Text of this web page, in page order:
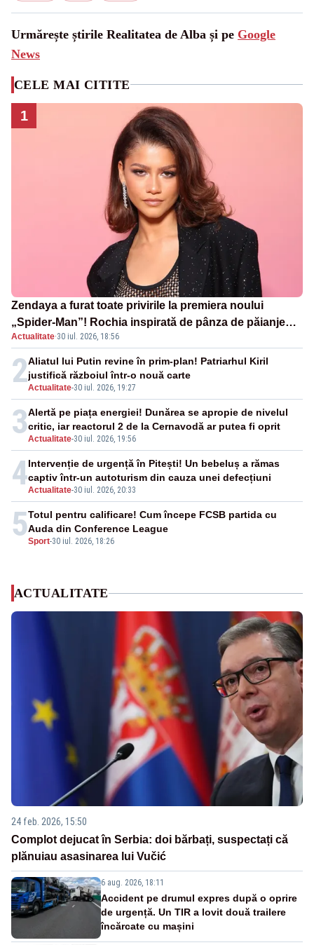
Urmărește știrile Realitatea de Alba și pe Google
News
CELE MAI CITITE
1
Zendaya a furat toate privirile la premiera noului
„Spider-Man”! Rochia inspirată de pânza de păianjen a
făcut senzație
Actualitate·30 iul. 2026, 18:56
2Actualitate-30 iul. 2026, 19:27
Aliatul lui Putin revine în prim-plan! Patriarhul Kiril
justifică războiul într-o nouă carte
3Actualitate-30 iul. 2026, 19:56
Alertă pe piața energiei! Dunărea se apropie de nivelul
critic, iar reactorul 2 de la Cernavodă ar putea fi oprit
4Actualitate-30 iul. 2026, 20:33
Intervenție de urgență în Pitești! Un bebeluș a rămas
captiv într-un autoturism din cauza unei defecțiuni
5Sport-30 iul. 2026, 18:26
Totul pentru calificare! Cum începe FCSB partida cu
Auda din Conference League
ACTUALITATE
24 feb. 2026, 15:50
Complot dejucat în Serbia: doi bărbați, suspectați că
plănuiau asasinarea lui Vučić
6 aug. 2026, 18:11
Accident pe drumul expres după o oprire
de urgență. Un TIR a lovit două trailere
încărcate cu mașini